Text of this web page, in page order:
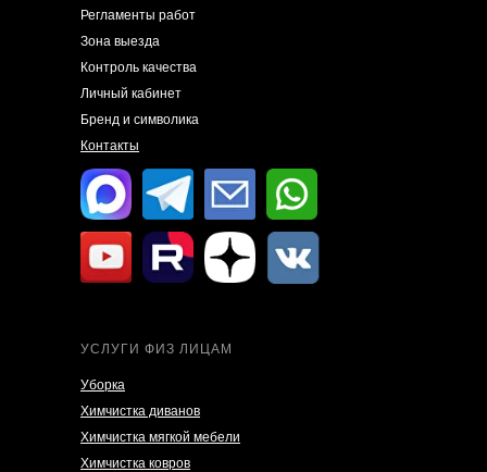
Регламенты работ
Зона выезда
Контроль качества
Личный кабинет
Бренд и символика
Контакты
УСЛУГИ ФИЗ ЛИЦАМ
Уборка
Химчистка диванов
Химчистка мягкой мебели
Химчистка ковров